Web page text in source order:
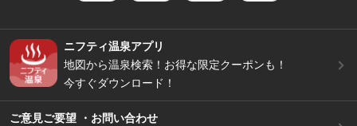
ニフティ温泉アプリ
地図から温泉検索！お得な限定クーポンも！
今すぐダウンロード！
ご意見ご要望 ・お問い合わせ